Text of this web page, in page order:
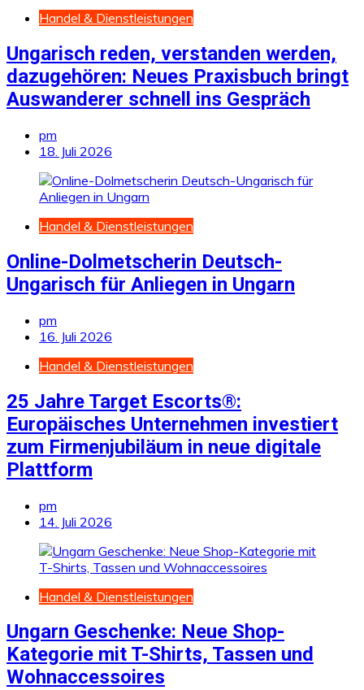
Handel & Dienstleistungen
Ungarisch reden, verstanden werden,
dazugehören: Neues Praxisbuch bringt
Auswanderer schnell ins Gespräch
pm
18. Juli 2026
Handel & Dienstleistungen
Online-Dolmetscherin Deutsch-
Ungarisch für Anliegen in Ungarn
pm
16. Juli 2026
Handel & Dienstleistungen
25 Jahre Target Escorts®:
Europäisches Unternehmen investiert
zum Firmenjubiläum in neue digitale
Plattform
pm
14. Juli 2026
Handel & Dienstleistungen
Ungarn Geschenke: Neue Shop-
Kategorie mit T-Shirts, Tassen und
Wohnaccessoires